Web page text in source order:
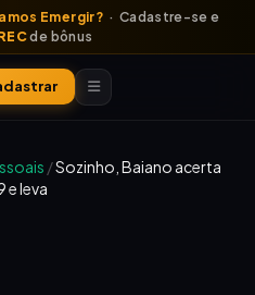
Emergir? · Cadastre-se e
de bônus
/Sozinho, Baiano acerta
e leva